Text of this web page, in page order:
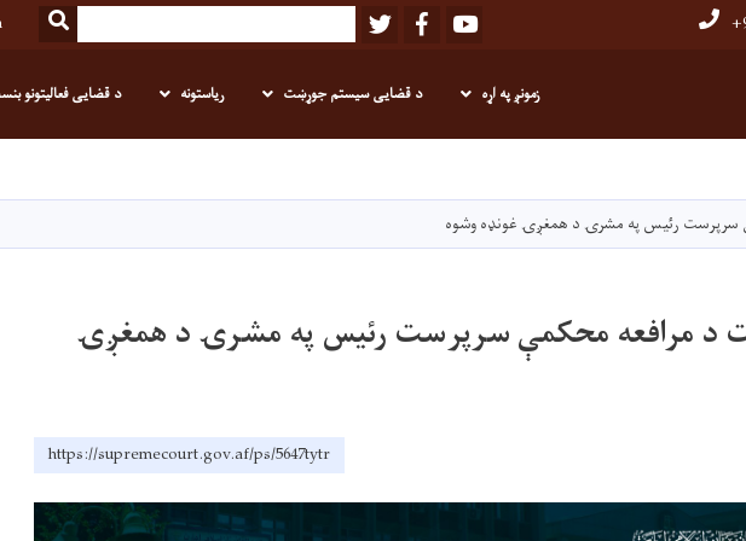
دانګل
Youtube
Facebook
Twitter
Search
زمونږ په اړه د قضایی سیستم جوړښت ریاستونه د قضایی فعالیتونو
سرپرست رئيس په مشرۍ د همغږۍ غونډه وشوه
د مرافعه محکمې سرپرست رئيس په مشرۍ د همغږۍ
https://supremecourt.gov.af/ps/5647tytr